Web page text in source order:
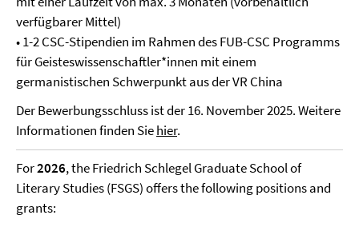
verfügbarer Mittel)
• 1-2 CSC-Stipendien im Rahmen des FUB-CSC Programms
für Geisteswissenschaftler*innen mit einem
germanistischen Schwerpunkt aus der VR China
Der Bewerbungsschluss ist der 16. November 2025. Weitere
Informationen finden Siehier.
For2026, the Friedrich Schlegel Graduate School of
Literary Studies (FSGS) offers the following positions and
grants: